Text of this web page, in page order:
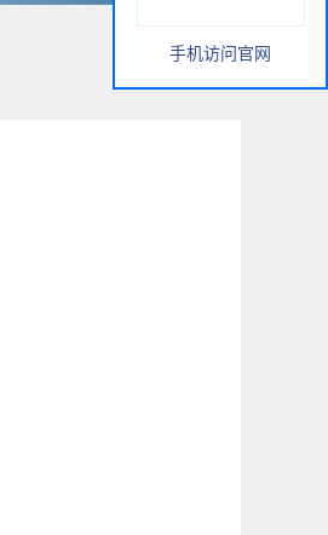
手机访问官网